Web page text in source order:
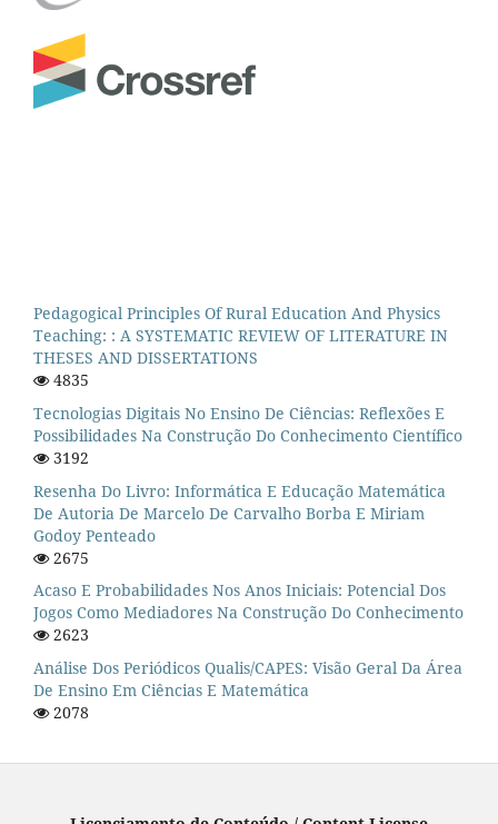
Pedagogical Principles Of Rural Education And Physics
Teaching: : A SYSTEMATIC REVIEW OF LITERATURE IN
THESES AND DISSERTATIONS
4835
Tecnologias Digitais No Ensino De Ciências: Reflexões E
Possibilidades Na Construção Do Conhecimento Científico
3192
Resenha Do Livro: Informática E Educação Matemática
De Autoria De Marcelo De Carvalho Borba E Miriam
Godoy Penteado
2675
Acaso E Probabilidades Nos Anos Iniciais: Potencial Dos
Jogos Como Mediadores Na Construção Do Conhecimento
2623
Análise Dos Periódicos Qualis/CAPES: Visão Geral Da Área
De Ensino Em Ciências E Matemática
2078